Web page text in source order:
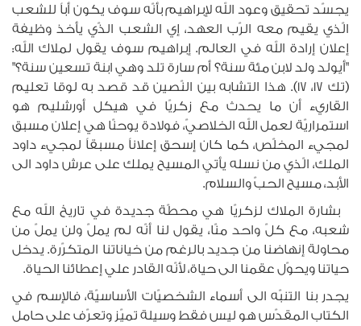
يجسّد تحقيق وعود الله لإبراهيم بأنّه سوف يكون أباً للشعب
الّذي يقيم معه الرّب العهد، إي الشعب الذّي يأخذ وظيفة
إعلان إرادة الله في العالم. إبراهيم سوف يقول لملاك الله:
"أيولد ولد لابن مئة سنة؟ أم سارة تلد وهي ابنة تسعين سنة؟"
(تك ١٧، ١٧). هذا التشابه بين النّصين قد قصد به لوقا تعليم
القاريء أن ما يحدث مع زكريّا في هيكل أورشليم هو
استمراريّة لعمل الله الخلاصيّ، فولادة يوحنّا هي إعلان مسبق
لمجيء المخلّص، كما كان إسحق إعلاناً مسبقاً لمجيء داود
الملك، الّذي من نسله يأتي المسيح يملك على عرش داود الى
الأبد، مسيح الحبّ والسلام.
بشارة الملاك لزكريّا هي محطّة جديدة في تاريخ الله مع
شعبه، مع كلّ واحد منّا، يقول لنا أنّه لم يملّ ولن يملّ من
محاولة إنهاضنا من جديد بالرغم من خياناتنا المتكرّرة. يدخل
حياتنا ويحوّل عقمنا الى حياة، لأنّه القادر علي إعطائنا الحياة.
يجدر بنا التنبّه الى أسماء الشخصيّات الأساسيّة، فالإسم في
الكتاب المقدّس هو ليس فقط وسيلة تميّز وتعرّف على حامل